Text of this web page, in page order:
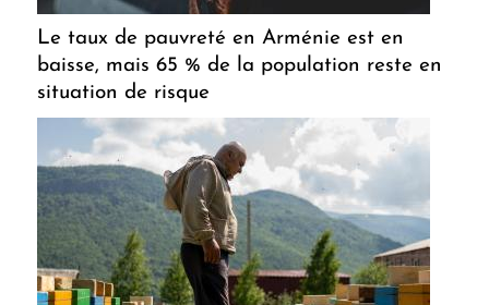
Le taux de pauvreté en Arménie est en
baisse, mais 65 % de la population reste en
situation de risque